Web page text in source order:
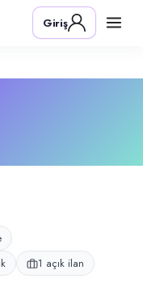
Profili
çarşısında tesettür
Giriş
1 açık ilan